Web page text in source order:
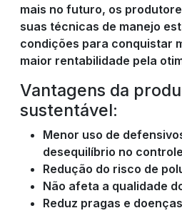
mais no futuro, os
suas técnicas de manejo
condições para conquistar
maior rentabilidade pela
Vantagens da
sustentável:
Menor uso de
desequilíbrio no
Redução do risco de
Não afeta a qualidade
Reduz pragas e